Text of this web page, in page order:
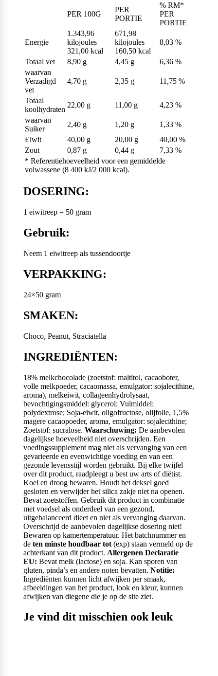
PER 100G
PER
PORTIE
% RM*
PER
PORTIE
Energie
1.343,96
kilojoules
321,00 kcal
671,98
kilojoules
160,50 kcal
8,03 %
Totaal vet 8,90 g 4,45 g
6,36 %
waarvan
Verzadigd
vet
4,70 g 2,35 g 11,75 %
Totaal
koolhydraten
22,00 g 11,00 g
4,23 %
waarvan
Suiker
2,40 g 1,20 g
1,33 %
Eiwit
40,00 g 20,00 g
40,00 %
Zout
0,87 g 0,44 g
7,33 %
* Referentiehoeveelheid voor een gemiddelde
volwassene (8 400 kJ/2 000 kcal).
DOSERING:
1 eiwitreep = 50 gram
Gebruik:
Neem 1 eiwitreep als tussendoortje
VERPAKKING:
24×50 gram
SMAKEN:
Choco, Peanut, Straciatella
INGREDIËNTEN:
18% melkchocolade (zoetstof: maltitol, cacaoboter,
volle melkpoeder, cacaomassa, emulgator: sojalecithine,
aroma), melkeiwit, collageenhydrolysaat,
bevochtigingsmiddel: glycerol; Vulmiddel:
polydextrose; Soja-eiwit, oligofructose, olijfolie, 1,5%
magere cacaopoeder, aroma, emulgator: sojalecithine;
Zoetstof: sucralose. Waarschuwing: De aanbevolen
dagelijkse hoeveelheid niet overschrijden. Een
voedingssupplement mag niet als vervanging van een
gevarieerde en evenwichtige voeding en van een
gezonde levensstijl worden gebruikt. Bij elke twijfel
over dit product, raadpleegt u best uw arts of diëtist.
Koel en droog bewaren. Houdt het deksel goed
gesloten en verwijder het silica zakje niet na openen.
Bevat zoetstoffen. Gebruik dit product in combinatie
met voedsel als onderdeel van een gezond,
uitgebalanceerd dieet en niet als vervanging daarvan.
Overschrijd de aanbevolen dagelijkse dosering niet!
Bewaren op kamertemperatuur. Het batchnummer en
de ten minste houdbaar tot (exp) staan vermeld op de
achterkant van dit product. Allergenen Declaratie
EU: Bevat melk (lactose) en soja. Kan sporen van
gluten, pinda’s en andere noten bevatten. Notitie:
Ingrediënten kunnen licht afwijken per smaak,
afbeeldingen van het product, look en kleur, kunnen
afwijken van diegene die je op de site ziet.
Je vind dit misschien ook leuk